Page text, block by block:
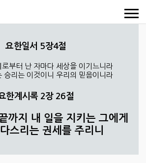
요한일서 5장4절
부터 난 자마다 세상을 이기느니라
승리는 이것이니 우리의 믿음이니라
한계시록 2장 26절
까지 내 일을 지키는 그에게
스리는 권세를 주리니